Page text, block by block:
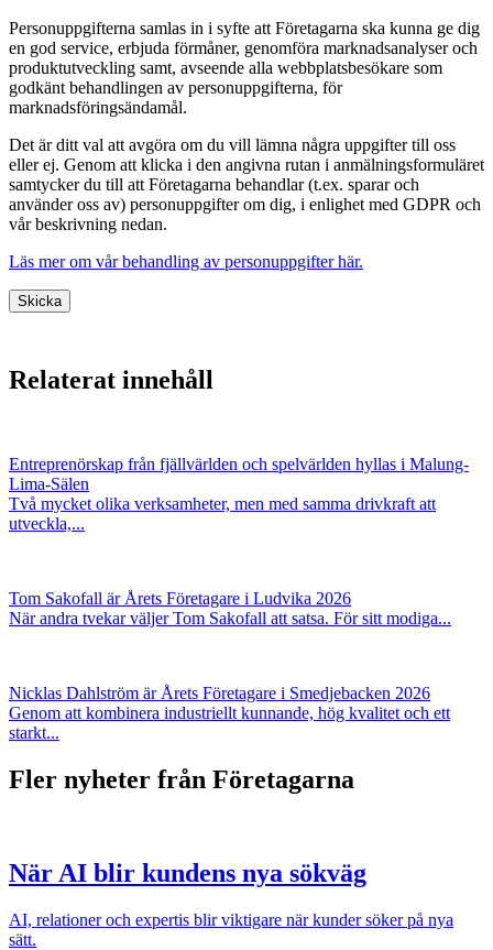
Personuppgifterna samlas in i syfte att Företagarna ska kunna ge dig
en god service, erbjuda förmåner, genomföra marknadsanalyser och
produktutveckling samt, avseende alla webbplatsbesökare som
godkänt behandlingen av personuppgifterna, för
marknadsföringsändamål.
Det är ditt val att avgöra om du vill lämna några uppgifter till oss
eller ej. Genom att klicka i den angivna rutan i anmälningsformuläret
samtycker du till att Företagarna behandlar (t.ex. sparar och
använder oss av) personuppgifter om dig, i enlighet med GDPR och
vår beskrivning nedan.
Läs mer om vår behandling av personuppgifter här.
Skicka
Relaterat innehåll
Entreprenörskap från fjällvärlden och spelvärlden hyllas i Malung-
Lima-Sälen
Två mycket olika verksamheter, men med samma drivkraft att
utveckla,...
Tom Sakofall är Årets Företagare i Ludvika 2026
När andra tvekar väljer Tom Sakofall att satsa. För sitt modiga...
Nicklas Dahlström är Årets Företagare i Smedjebacken 2026
Genom att kombinera industriellt kunnande, hög kvalitet och ett
starkt...
Fler nyheter från Företagarna
När AI blir kundens nya sökväg
AI, relationer och expertis blir viktigare när kunder söker på nya
sätt.